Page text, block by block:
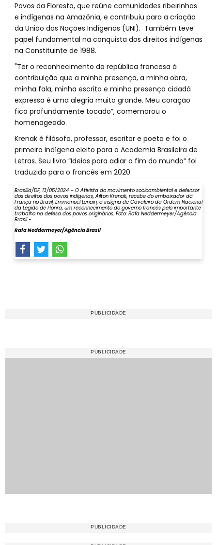
Povos da Floresta, que reúne comunidades ribeirinhas
e indígenas na Amazônia, e contribuiu para a criação
da União das Nações Indígenas (UNI). Também teve
papel fundamental na conquista dos direitos indígenas
na Constituinte de 1988.
"Ter o reconhecimento da república francesa à
contribuição que a minha presença, a minha obra,
minha fala, minha escrita e minha presença cidadã
expressa é uma alegria muito grande. Meu coração
fica profundamente tocado”, comemorou o
homenageado.
Krenak é filósofo, professor, escritor e poeta e foi o
primeiro indígena eleito para a Academia Brasileira de
Letras. Seu livro “Ideias para adiar o fim do mundo” foi
traduzido para o francês em 2020.
Brasília/DF, 13/05/2024 – O Ativista do movimento socioambiental e defensor
dos direitos dos povos indígenas, Ailton Krenak, recebe do embaixador da
França no Brasil, Emmanuel Lenain, a insígna de Cavaleiro da Ordem Nacional
da Legião de Honra, um reconhecimento do governo francês pelo importante
trabalho na defesa dos povos originários. Foto: Rafa Neddermeyer/Agência
Brasil -
Rafa Neddermeyer/Agência Brasil